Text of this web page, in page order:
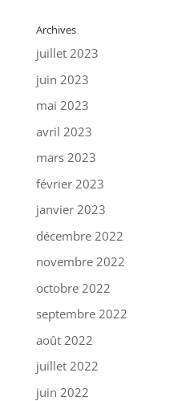
Archives
juillet 2023
juin 2023
mai 2023
avril 2023
mars 2023
février 2023
janvier 2023
décembre 2022
novembre 2022
octobre 2022
septembre 2022
août 2022
juillet 2022
juin 2022